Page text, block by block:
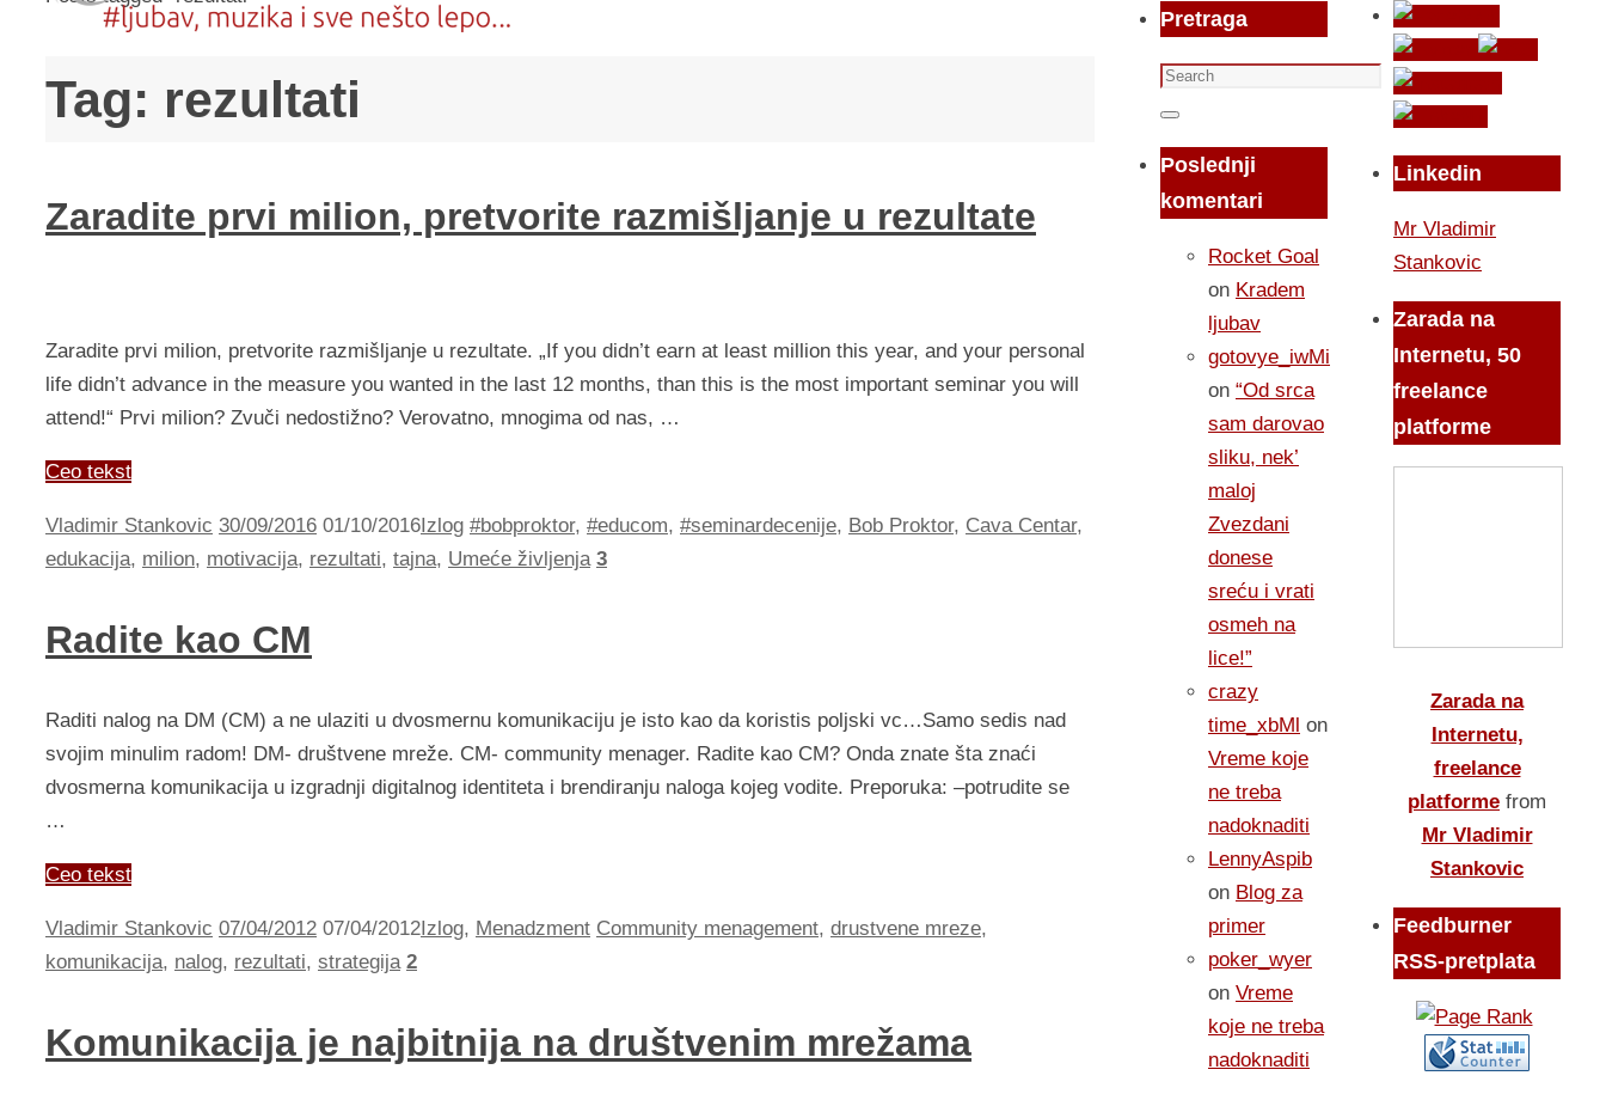
Tag: rezultati
Zaradite prvi milion, pretvorite razmišljanje u rezultate
Zaradite prvi milion, pretvorite razmišljanje u rezultate. „If you didn’t earn at least million this year, and your personal
life didn’t advance in the measure you wanted in the last 12 months, than this is the most important seminar you will
attend!“ Prvi milion? Zvuči nedostižno? Verovatno, mnogima od nas, …
Ceo tekst
Vladimir Stankovic 30/09/2016 01/10/2016Izlog #bobproktor, #educom, #seminardecenije, Bob Proktor, Cava Centar,
edukacija, milion, motivacija, rezultati, tajna, Umeće življenja 3
Radite kao CM
Raditi nalog na DM (CM) a ne ulaziti u dvosmernu komunikaciju je isto kao da koristis poljski vc…Samo sedis nad
svojim minulim radom! DM- društvene mreže. CM- community menager. Radite kao CM? Onda znate šta znaći
dvosmerna komunikacija u izgradnji digitalnog identiteta i brendiranju naloga kojeg vodite. Preporuka: –potrudite se
…
Ceo tekst
Vladimir Stankovic 07/04/2012 07/04/2012Izlog, Menadzment Community menagement, drustvene mreze,
komunikacija, nalog, rezultati, strategija 2
Komunikacija je najbitnija na društvenim mrežama
Pretraga
Search
for:
Search
Poslednji
komentari
Rocket Goal
on Kradem
ljubav
gotovye_iwMi
on “Od srca
sam darovao
sliku, nek’
maloj
Zvezdani
donese
sreću i vrati
osmeh na
lice!”
crazy
time_xbMl on
Vreme koje
ne treba
nadoknaditi
LennyAspib
on Blog za
primer
poker_wyer
on Vreme
koje ne treba
nadoknaditi
Linkedin
Mr Vladimir
Stankovic
Zarada na
Internetu, 50
freelance
platforme
Zarada na
Internetu,
freelance
platforme from
Mr Vladimir
Stankovic
Feedburner
RSS-pretplata